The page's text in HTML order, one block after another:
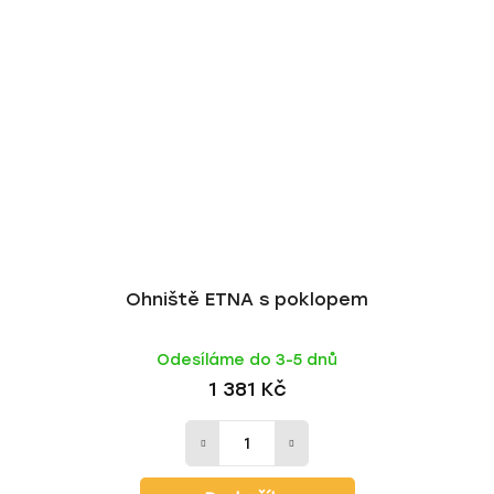
Ohniště ETNA s poklopem
Odesíláme do 3-5 dnů
1 381 Kč